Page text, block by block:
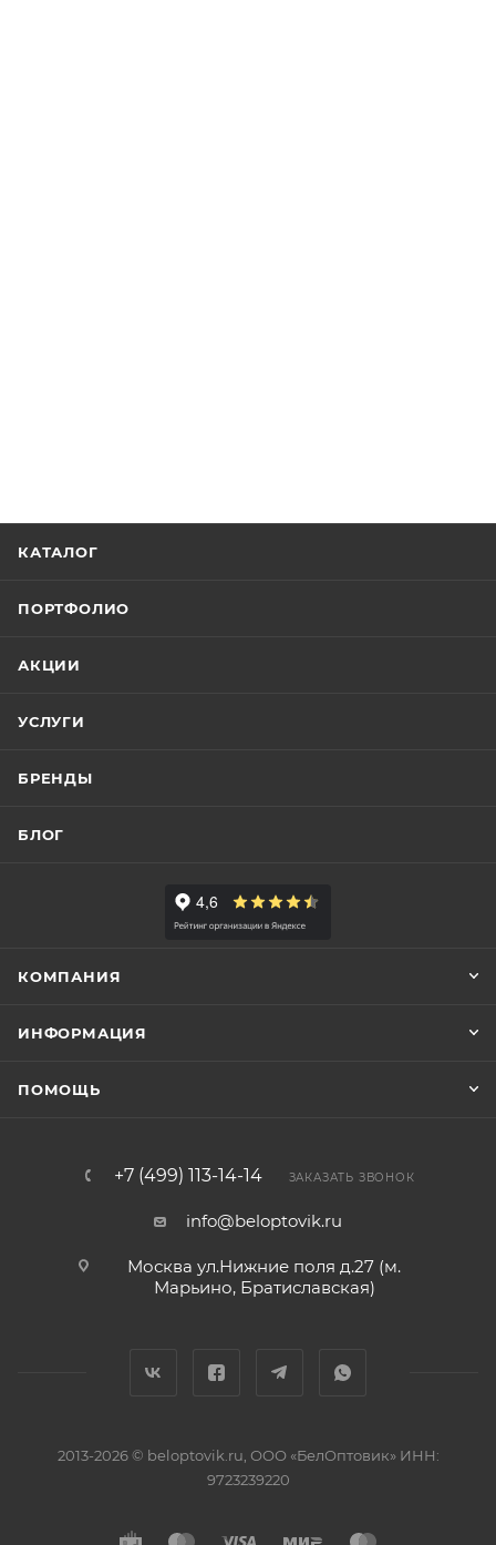
КАТАЛОГ
ПОРТФОЛИО
АКЦИИ
УСЛУГИ
БРЕНДЫ
БЛОГ
КОМПАНИЯ
ИНФОРМАЦИЯ
ПОМОЩЬ
+7 (499) 113-14-14 ЗАКАЗАТЬ ЗВОНОК
info@beloptovik.ru
Москва ул.Нижние поля д.27 (м.
Марьино, Братиславская)
2013-2026 © beloptovik.ru, ООО «БелОптовик» ИНН:
9723239220